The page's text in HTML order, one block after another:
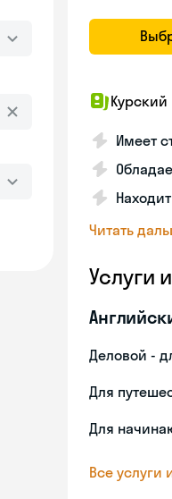
Курский
Имеет
Читать
Услуги
Деловой -
Для
Для
Все услуги